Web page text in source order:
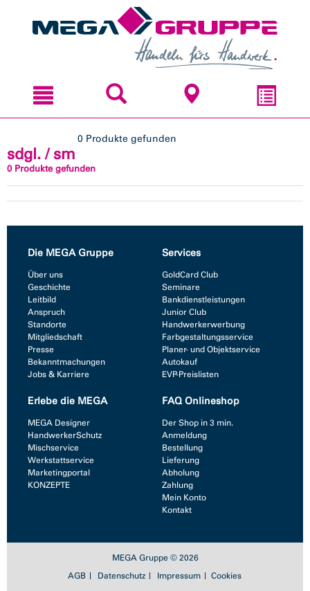
0 Produkte gefunden
sdgl. / sm
0 Produkte gefunden
Die MEGA Gruppe
Über uns
Geschichte
Leitbild
Anspruch
Standorte
Mitgliedschaft
Presse
Bekanntmachungen
Jobs & Karriere
Services
GoldCard Club
Seminare
Bankdienstleistungen
Junior Club
Handwerkerwerbung
Farbgestaltungsservice
Planer- und Objektservice
Autokauf
EVP-Preislisten
Erlebe die MEGA
MEGA Designer
HandwerkerSchutz
Mischservice
Werkstattservice
Marketingportal
KONZEPTE
FAQ Onlineshop
Der Shop in 3 min.
Anmeldung
Bestellung
Lieferung
Abholung
Zahlung
Mein Konto
Kontakt
MEGA Gruppe © 2026
AGB
Datenschutz Impressum Cookies